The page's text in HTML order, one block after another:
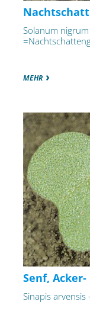
Solanum
MEHR
Senf, Acker-
Sinapis